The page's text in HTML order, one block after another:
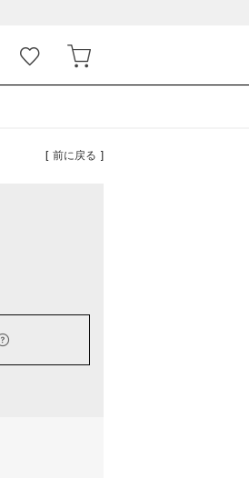
[ 前に戻る ]